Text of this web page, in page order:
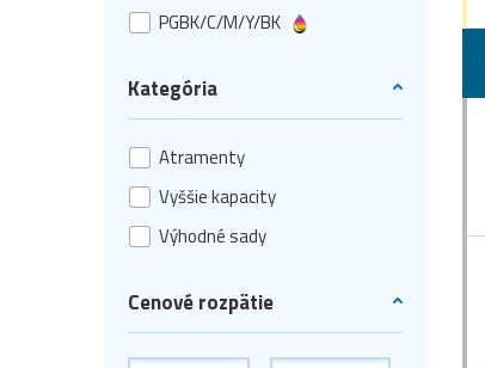
PGBK/C/M/Y/BK
Kategória
Atramenty
Vyššie kapacity
Výhodné sady
Cenové rozpätie